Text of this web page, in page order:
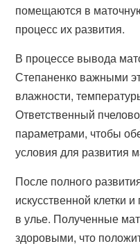
помещаются в
процесс их развития.
В процессе вывода
Степаненко важными
влажности,
Ответственный
параметрами, чтобы
условия для развития
После полного
искусственной клетки
в улье. Полученные
здоровыми, что